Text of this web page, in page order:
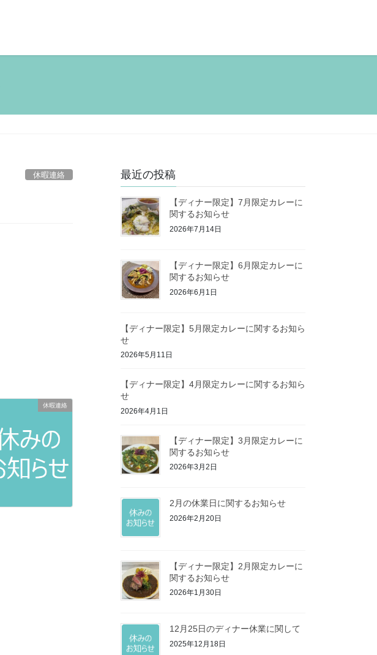
休暇連絡
休暇連絡
最近の投稿
【ディナー限定】7月限定カレーに
関するお知らせ
2026年7月14日
【ディナー限定】6月限定カレーに
関するお知らせ
2026年6月1日
【ディナー限定】5月限定カレーに関するお知ら
せ
2026年5月11日
【ディナー限定】4月限定カレーに関するお知ら
せ
2026年4月1日
【ディナー限定】3月限定カレーに
関するお知らせ
2026年3月2日
2月の休業日に関するお知らせ
2026年2月20日
【ディナー限定】2月限定カレーに
関するお知らせ
2026年1月30日
12月25日のディナー休業に関して
2025年12月18日